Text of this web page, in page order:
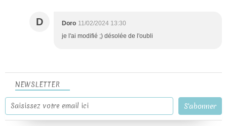
D Doro 11/02/2024 13:30
je l'ai modifié ;) désolée de l'oubli
NEWSLETTER